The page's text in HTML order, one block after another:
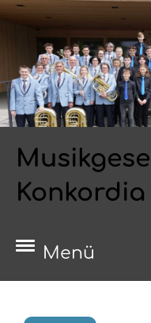
Menü